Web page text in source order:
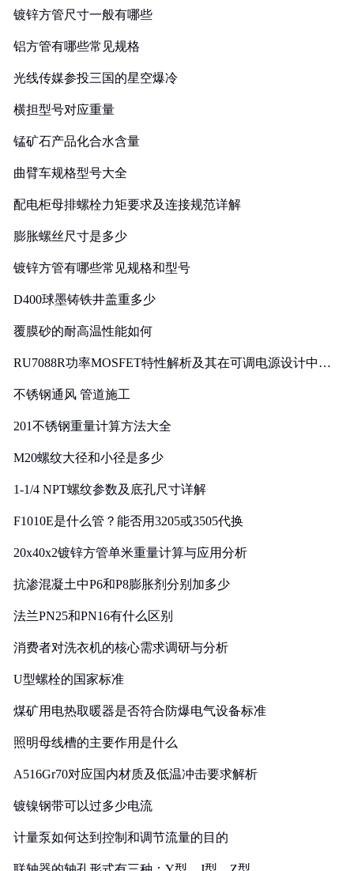
镀锌方管尺寸一般有哪些
铝方管有哪些常见规格
光线传媒参投三国的星空爆冷
横担型号对应重量
锰矿石产品化合水含量
曲臂车规格型号大全
配电柜母排螺栓力矩要求及连接规范详解
膨胀螺丝尺寸是多少
镀锌方管有哪些常见规格和型号
D400球墨铸铁井盖重多少
覆膜砂的耐高温性能如何
RU7088R功率MOSFET特性解析及其在可调电源设计中的
不锈钢通风 管道施工
201不锈钢重量计算方法大全
M20螺纹大径和小径是多少
1-1/4 NPT螺纹参数及底孔尺寸详解
F1010E是什么管？能否用3205或3505代换
20x40x2镀锌方管单米重量计算与应用分析
抗渗混凝土中P6和P8膨胀剂分别加多少
法兰PN25和PN16有什么区别
消费者对洗衣机的核心需求调研与分析
U型螺栓的国家标准
煤矿用电热取暖器是否符合防爆电气设备标准
照明母线槽的主要作用是什么
A516Gr70对应国内材质及低温冲击要求解析
镀镍钢带可以过多少电流
计量泵如何达到控制和调节流量的目的